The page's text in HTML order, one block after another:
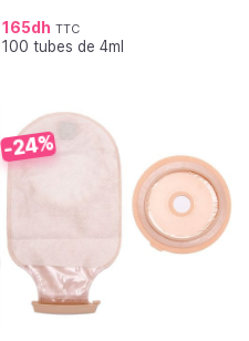
165dh TTC
100 tubes de 4ml
-24%